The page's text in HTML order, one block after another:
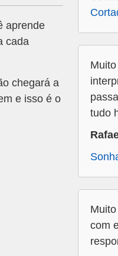
aprende
cada
chegará a
e isso é o
tudo
com